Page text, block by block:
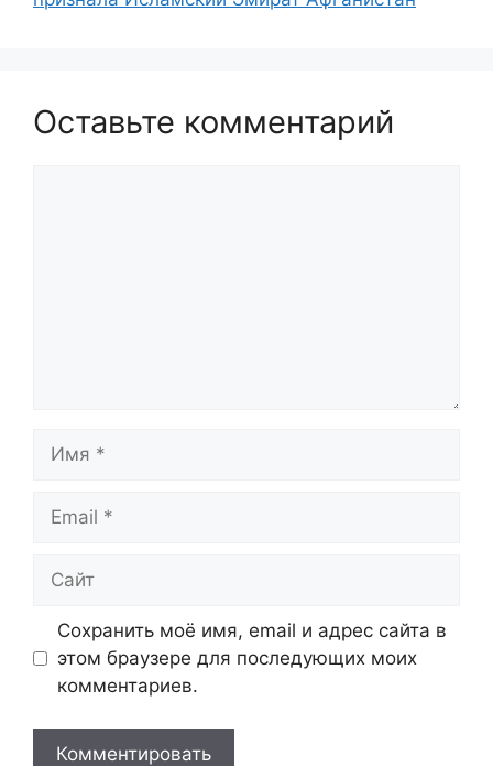
Оставьте комментарий
Имя
Email
Сайт
Сохранить моё имя, email и адрес сайта в
этом браузере для последующих моих
комментариев.